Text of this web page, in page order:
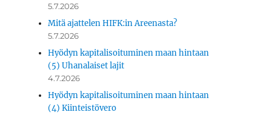
5.7.2026
Mitä ajattelen HIFK:in Areenasta?
5.7.2026
Hyödyn kapitalisoituminen maan hintaan
(5) Uhanalaiset lajit
4.7.2026
Hyödyn kapitalisoituminen maan hintaan
(4) Kiinteistövero